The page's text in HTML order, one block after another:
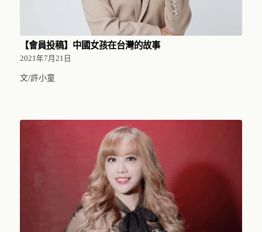
【會員投稿】中國女孩在台灣的故事
2021年7月21日
文/許小童